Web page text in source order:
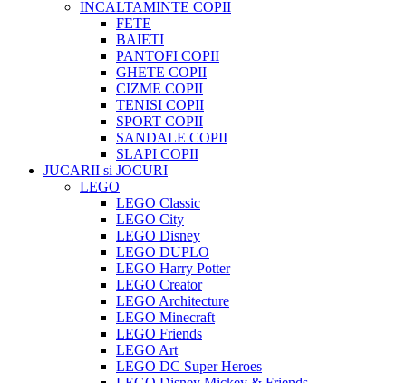
INCALTAMINTE COPII
FETE
BAIETI
PANTOFI COPII
GHETE COPII
CIZME COPII
TENISI COPII
SPORT COPII
SANDALE COPII
SLAPI COPII
JUCARII si JOCURI
LEGO
LEGO Classic
LEGO City
LEGO Disney
LEGO DUPLO
LEGO Harry Potter
LEGO Creator
LEGO Architecture
LEGO Minecraft
LEGO Friends
LEGO Art
LEGO DC Super Heroes